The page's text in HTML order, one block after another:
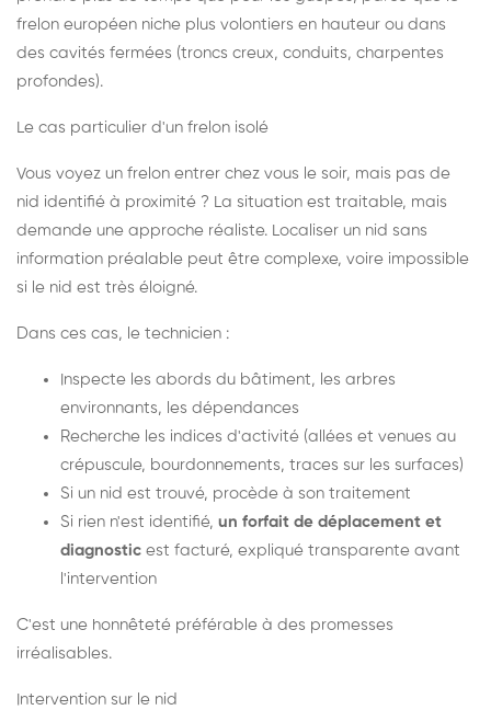
frelon européen niche plus volontiers en hauteur ou dans
des cavités fermées (troncs creux, conduits, charpentes
profondes).
Le cas particulier d'un frelon isolé
Vous voyez un frelon entrer chez vous le soir, mais pas de
nid identifié à proximité ? La situation est traitable, mais
demande une approche réaliste. Localiser un nid sans
information préalable peut être complexe, voire impossible
si le nid est très éloigné.
Dans ces cas, le technicien :
Inspecte les abords du bâtiment, les arbres
environnants, les dépendances
Recherche les indices d'activité (allées et venues au
crépuscule, bourdonnements, traces sur les surfaces)
Si un nid est trouvé, procède à son traitement
Si rien n'est identifié, un forfait de déplacement et
diagnostic est facturé, expliqué transparente avant
l'intervention
C'est une honnêteté préférable à des promesses
irréalisables.
Intervention sur le nid